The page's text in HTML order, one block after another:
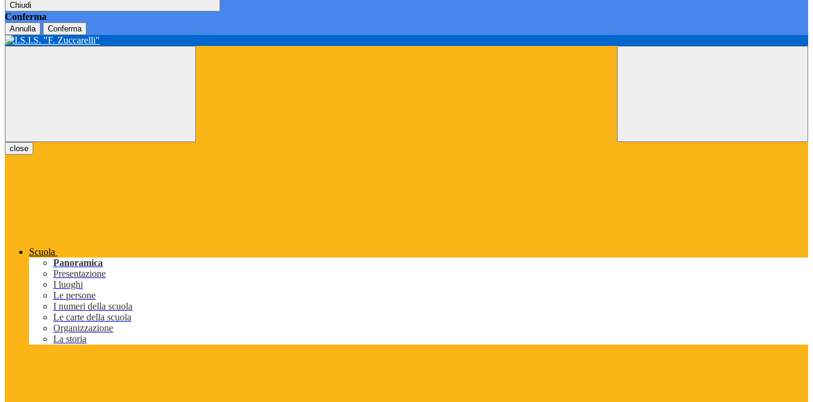
Chiudi
Conferma
Annulla Conferma
close
Scuola
Panoramica
Presentazione
I luoghi
Le persone
I numeri della scuola
Le carte della scuola
Organizzazione
La storia